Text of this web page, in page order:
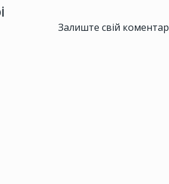
Залиште свій коментар